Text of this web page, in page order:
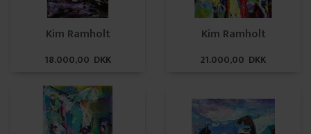
Kim Ramholt
18.000,00 DKK
Kim Ramholt
21.000,00 DKK